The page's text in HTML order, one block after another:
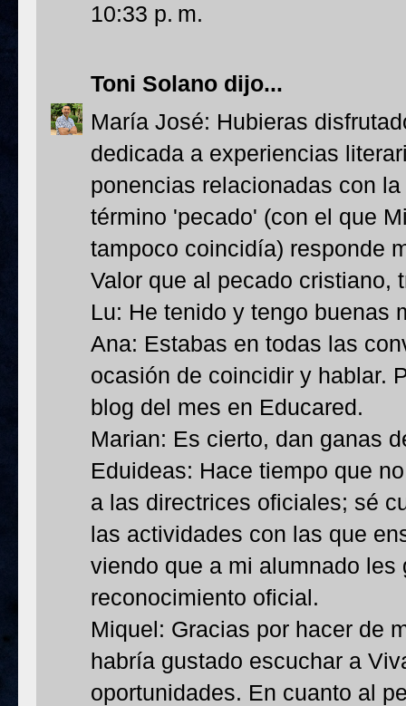
10:33 p. m.
Toni Solano dijo...
María José: Hubieras
dedicada a experiencias
ponencias relacionadas con
término 'pecado' (con el que
tampoco coincidía) responde
Valor que al pecado cristiano,
Lu: He tenido y tengo buenas
Ana: Estabas en todas las
ocasión de coincidir y hablar.
blog del mes en Educared.
Marian: Es cierto, dan ganas
Eduideas: Hace tiempo que
a las directrices oficiales; sé
las actividades con las que
viendo que a mi alumnado les
reconocimiento oficial.
Miquel: Gracias por hacer de
habría gustado escuchar a
oportunidades. En cuanto al